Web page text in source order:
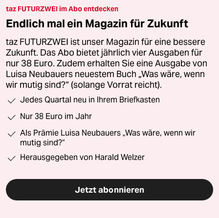
taz FUTURZWEI im Abo entdecken
Endlich mal ein Magazin für Zukunft
taz FUTURZWEI ist unser Magazin für eine bessere
Zukunft. Das Abo bietet jährlich vier Ausgaben für
nur 38 Euro. Zudem erhalten Sie eine Ausgabe von
Luisa Neubauers neuestem Buch „Was wäre, wenn
wir mutig sind?“ (solange Vorrat reicht).
Jedes Quartal neu in Ihrem Briefkasten
Nur 38 Euro im Jahr
Als Prämie Luisa Neubauers „Was wäre, wenn wir
mutig sind?“
Herausgegeben von Harald Welzer
Jetzt abonnieren